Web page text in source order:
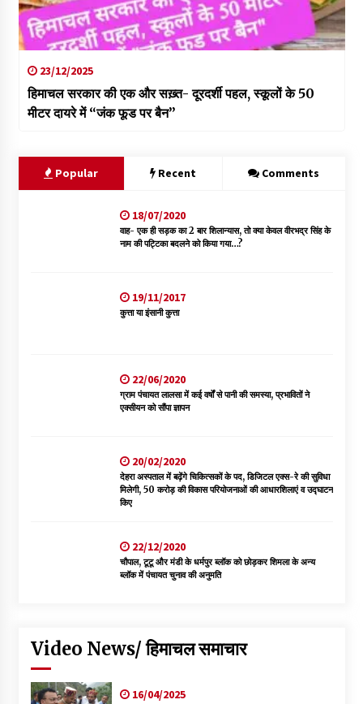
23/12/2025
हिमाचल सरकार की एक और सख़्त- दूरदर्शी पहल, स्कूलों के 50
मीटर दायरे में “जंक फूड पर बैन”
Popular Recent Comments
18/07/2020
वाह- एक ही सड़क का 2 बार शिलान्यास, तो क्या केवल वीरभद्र सिंह के
नाम की पट्टिका बदलने को किया गया…?
19/11/2017
कुत्ता या इंसानी कुत्ता
22/06/2020
ग्राम पंचायत लालसा में कई वर्षों से पानी की समस्या, प्रभावितों ने
एक्सीयन को सौंपा ज्ञापन
20/02/2020
देहरा अस्पताल में बढ़ेंगे चिकित्सकों के पद, डिजिटल एक्स-रे की सुविधा
मिलेगी, 50 करोड़ की विकास परियोजनाओं की आधारशिलाएं व उद्घाटन
किए
22/12/2020
चौपाल, टूटू और मंडी के धर्मपुर ब्लॉक को छोड़कर शिमला के अन्य
ब्लॉक में पंचायत चुनाव की अनुमति
Video News/ हिमाचल समाचार
16/04/2025